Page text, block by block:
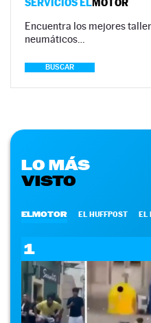
SERVICIOS ELMOTOR
Encuentra los mejores
neumáticos…
BUSCAR
LO MÁS
VISTO
ELMOTOR EL HUFFPOST EL
1